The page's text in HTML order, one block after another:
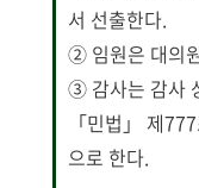
서 선출한다.
② 임원은 대의
③ 감사는 감사
「민법」 제
으로 한다.